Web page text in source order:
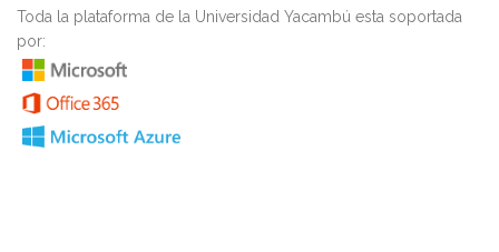
Toda la plataforma de la Universidad Yacambú esta soportada
por: